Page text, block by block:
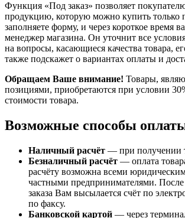
Функция «Под заказ» позволяет покупателю
продукцию, которую можно купить только
заполняете форму, и через короткое время
менеджер магазина. Он уточнит все условия
на вопросы, касающиеся качества товара,
также подскажет о вариантах оплаты и
Обращаем Ваше внимание! Товары,
позициями, приобретаются при условии
стоимости товара.
Возможные способы
Наличный расчёт — при получении
Безналичный расчёт — оплата
расчёту возможна всеми
частными предпринимателями.
заказа Вам высылается счёт по
по факсу.
Банковской картой — через